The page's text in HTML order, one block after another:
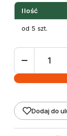
Ilość
od 5 szt.
ilość
do
QR
kodowane
100szt.
Dodaj do